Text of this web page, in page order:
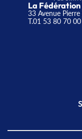
La
33 Avenue
T.01 53 80 70 00